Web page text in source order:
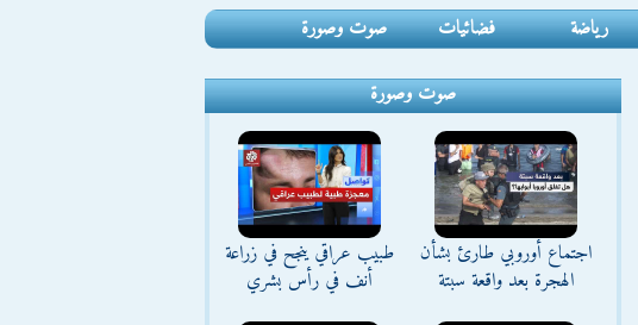
رياضة فضائيات صوت وصورة
صوت وصورة
اجتماع أوروبي طارئ بشأن
الهجرة بعد واقعة سبتة
طبيب عراقي ينجح في زراعة
أنف في رأس بشري